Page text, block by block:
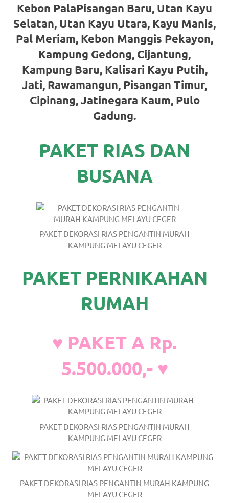
the
facts
https://www.stockswatches.com
anchor
https://
https://www.domainwatches.com
https://
imitation
https://www.gameswatches.com
wonderful
gift
Kebon PalaPisangan Baru, Utan Kayu
Selatan, Utan Kayu Utara, Kayu Manis,
Pal Meriam, Kebon Manggis Pekayon,
Kampung Gedong, Cijantung,
Kampung Baru, Kalisari Kayu Putih,
Jati, Rawamangun, Pisangan Timur,
Cipinang, Jatinegara Kaum, Pulo
Gadung.
PAKET RIAS DAN
BUSANA
PAKET DEKORASI RIAS PENGANTIN MURAH
KAMPUNG MELAYU CEGER
PAKET PERNIKAHAN
RUMAH
♥ PAKET A Rp.
5.500.000,- ♥
PAKET DEKORASI RIAS PENGANTIN MURAH
KAMPUNG MELAYU CEGER
PAKET DEKORASI RIAS PENGANTIN MURAH KAMPUNG
MELAYU CEGER